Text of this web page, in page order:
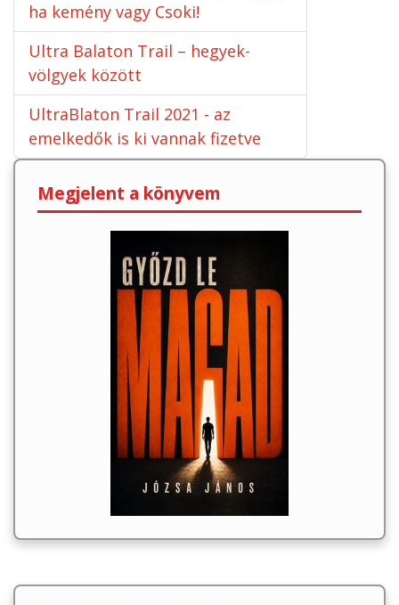
ha kemény vagy Csoki!
Ultra Balaton Trail – hegyek-
völgyek között
UltraBlaton Trail 2021 - az
emelkedők is ki vannak fizetve
Megjelent a könyvem